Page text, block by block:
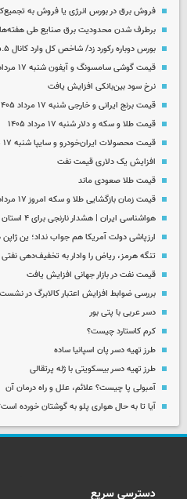
فروش برق در بورس انرژی یا فروش به
برطرف شدن محدودیت‌ برق صنایع طی
بورس دوباره رکورد زد/ شاخص کل وارد کانال ۵.۵ میلیون واحد شد
قیمت گوشی سامسونگ و آیفون شنبه ۱۷ مرداد ۱۴۰۵
نرخ سود بین‌بانکی افزایش یافت
قیمت برنج ایرانی و خارجی شنبه ۱۷ مرداد ۱۴۰۵
قیمت طلا و سکه و دلار شنبه ۱۷ مرداد ۱۴۰۵
قیمت محصولات ایران‌خودرو و سایپا شنبه ۱۷ مرداد ۱۴۰۵
افزایش یک دلاری قیمت نفت
قیمت طلا صعودی ماند
قیمت زمان بازگشایی طلا و سکه امروز ۱۷ مرداد ۱۴۰۵
هواشناسی ایران | هشدار نارنجی برای ۴ استان / رگبار، سیلاب و رعد و برق در شمال
ارزپاشی دولت آمریکا هم جواب نداد؛ ین ژاپن
تنگه هرمز، ریاض را وادار به تخفیف‌دهی نفتی
قیمت نفت در بازار جهانی افزایش یافت
بررسی ضوابط افزایش اعتبار کالابرگ در نشست
دسر عربی با پتی بور
کرم کاستارد چیست؟
طرز تهیه دسر پان اسپانیا ساده
طرز تهیه دسر بیسکویتی با ژله پرتقالی
آمبولی پا چیست؟ علائم، علل و راه درمان آن
آیا تا به حال هواری پلو به گوشتان خورده
دسترسی سریع